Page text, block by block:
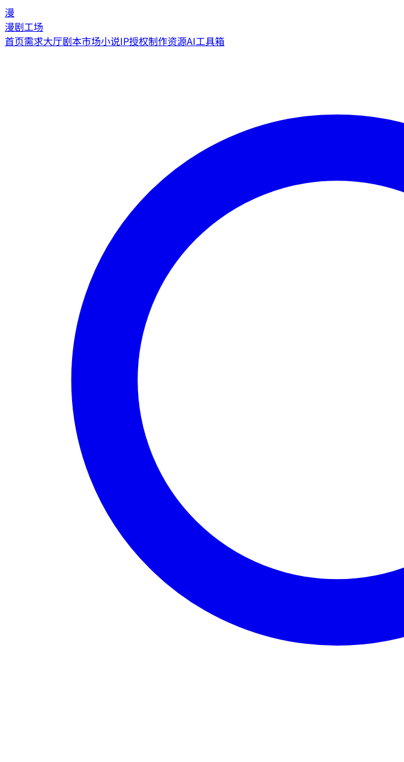
漫
漫剧工场
首页需求大厅剧本市场小说IP授权制作资源AI工具箱